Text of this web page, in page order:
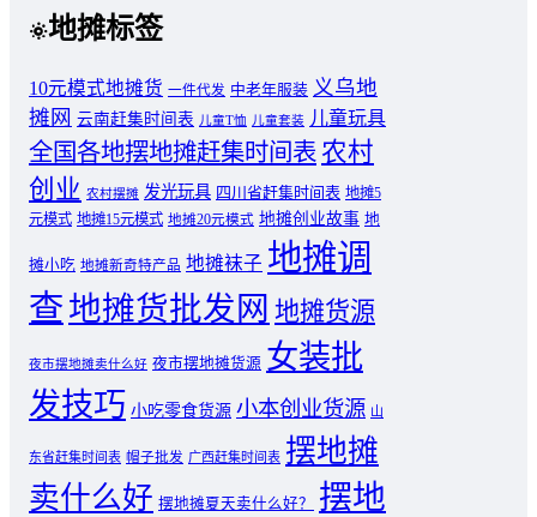
地摊标签
10元模式地摊货 一件代发 中老年服装 义乌地
摊网 云南赶集时间表 儿童T恤 儿童套装 儿童玩具
全国各地摆地摊赶集时间表 农村
创业 农村摆摊 发光玩具 四川省赶集时间表 地摊5
元模式 地摊15元模式 地摊20元模式 地摊创业故事 地
摊小吃 地摊新奇特产品 地摊袜子 地摊调
查地摊货批发网 地摊货源
夜市摆地摊卖什么好 夜市摆地摊货源 女装批
发技巧 小吃零食货源 小本创业货源 山
东省赶集时间表 帽子批发 广西赶集时间表 摆地摊
卖什么好 摆地摊夏天卖什么好？
摆地